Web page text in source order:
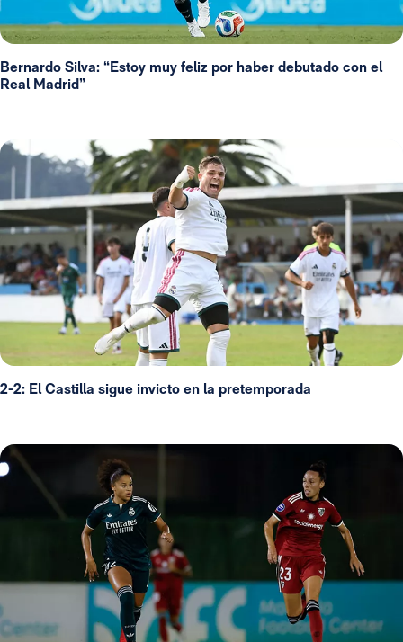
Bernardo Silva: “Estoy muy feliz por haber debutado con el
Real Madrid”
2-2: El Castilla sigue invicto en la pretemporada